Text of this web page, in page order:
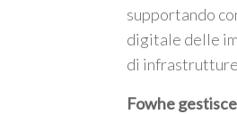
supportando
digitale delle
di
Fowhe